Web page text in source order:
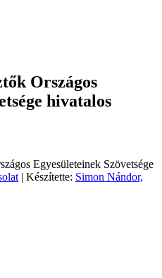
Országos
hivatalos
Egyesületeinek Szövetsége
| Készítette: Simon Nándor,